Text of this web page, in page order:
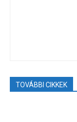
TOVÁBBI CIKKEK